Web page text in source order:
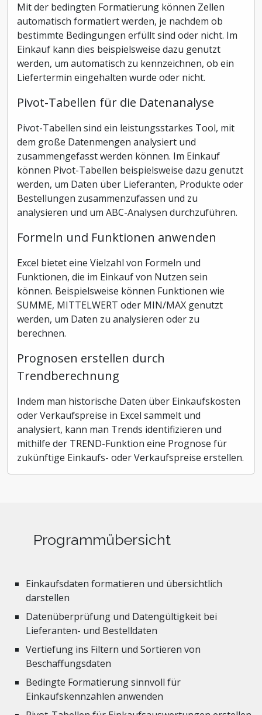
Mit der bedingten Formatierung können Zellen
automatisch formatiert werden, je nachdem ob
bestimmte Bedingungen erfüllt sind oder nicht. Im
Einkauf kann dies beispielsweise dazu genutzt
werden, um automatisch zu kennzeichnen, ob ein
Liefertermin eingehalten wurde oder nicht.
Pivot-Tabellen für die Datenanalyse
Pivot-Tabellen sind ein leistungsstarkes Tool, mit
dem große Datenmengen analysiert und
zusammengefasst werden können. Im Einkauf
können Pivot-Tabellen beispielsweise dazu genutzt
werden, um Daten über Lieferanten, Produkte oder
Bestellungen zusammenzufassen und zu
analysieren und um ABC-Analysen durchzuführen.
Formeln und Funktionen anwenden
Excel bietet eine Vielzahl von Formeln und
Funktionen, die im Einkauf von Nutzen sein
können. Beispielsweise können Funktionen wie
SUMME, MITTELWERT oder MIN/MAX genutzt
werden, um Daten zu analysieren oder zu
berechnen.
Prognosen erstellen durch
Trendberechnung
Indem man historische Daten über Einkaufskosten
oder Verkaufspreise in Excel sammelt und
analysiert, kann man Trends identifizieren und
mithilfe der TREND-Funktion eine Prognose für
zukünftige Einkaufs- oder Verkaufspreise erstellen.
Programmübersicht
Einkaufsdaten formatieren und übersichtlich
darstellen
Datenüberprüfung und Datengültigkeit bei
Lieferanten- und Bestelldaten
Vertiefung ins Filtern und Sortieren von
Beschaffungsdaten
Bedingte Formatierung sinnvoll für
Einkaufskennzahlen anwenden